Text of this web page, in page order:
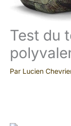
Test du
Par Lucien